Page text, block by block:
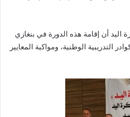
اليد أن إقامة هذه الدورة في بنغازي
التدريبية الوطنية، ومواكبة المعايير